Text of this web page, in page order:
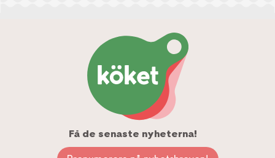
Få de senaste nyheterna!